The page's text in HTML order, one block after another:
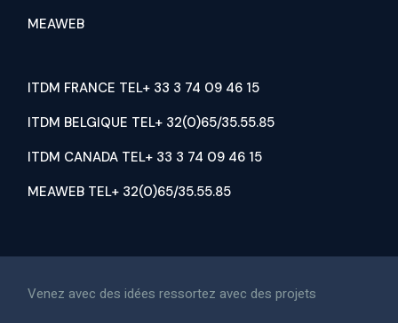
MEAWEB
ITDM FRANCE TEL+ 33 3 74 09 46 15
ITDM BELGIQUE TEL+ 32(0)65/35.55.85
ITDM CANADA TEL+ 33 3 74 09 46 15
MEAWEB TEL+ 32(0)65/35.55.85
Venez avec des idées ressortez avec des projets